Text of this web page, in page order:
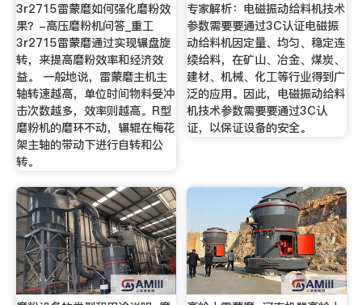
3r2715雷蒙磨如何强化磨粉效
果？-高压磨粉机问答_重工
3r2715雷蒙磨通过实现辗盘旋
转，来提高磨粉效率和经济效
益。 一般地说，雷蒙磨主机主
轴转速越高，单位时间物料受冲
击次数越多，效率则越高。R型
磨粉机的磨环不动，辗辊在梅花
架主轴的带动下进行自转和公
转。
专家解析：电磁振动给料机技术
参数需要要通过3C认证电磁振
动给料机因定量、均匀、稳定连
续给料，在矿山、冶金、煤炭、
建材、机械、化工等行业得到广
泛的应用。因此，电磁振动给料
机技术参数需要要通过3C认
证，以保证设备的安全。